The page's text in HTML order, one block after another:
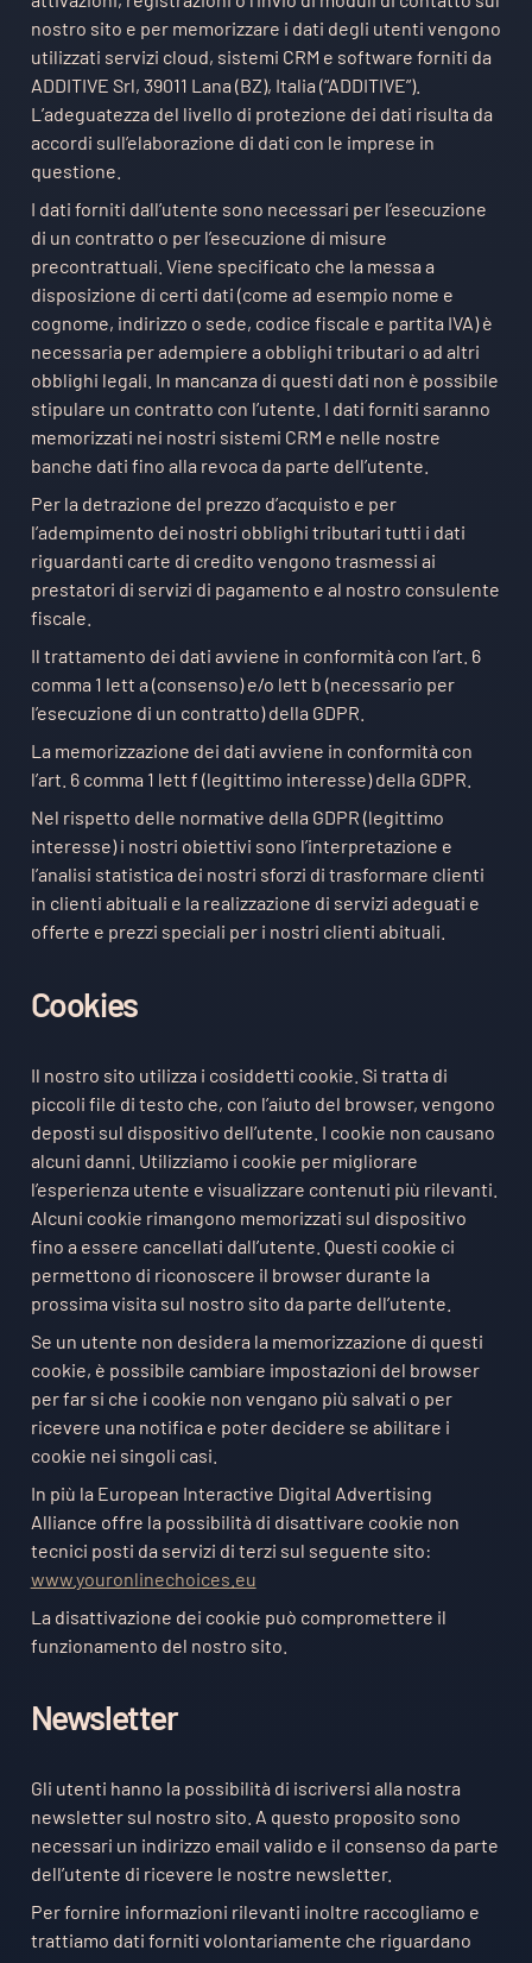
nostro sito e per memorizzare i dati degli utenti vengono
utilizzati servizi cloud, sistemi CRM e software forniti da
ADDITIVE Srl, 39011 Lana (BZ), Italia (“ADDITIVE”).
L’adeguatezza del livello di protezione dei dati risulta da
accordi sull’elaborazione di dati con le imprese in
questione.
I dati forniti dall’utente sono necessari per l’esecuzione
di un contratto o per l’esecuzione di misure
precontrattuali. Viene specificato che la messa a
disposizione di certi dati (come ad esempio nome e
cognome, indirizzo o sede, codice fiscale e partita IVA) è
necessaria per adempiere a obblighi tributari o ad altri
obblighi legali. In mancanza di questi dati non è possibile
stipulare un contratto con l’utente. I dati forniti saranno
memorizzati nei nostri sistemi CRM e nelle nostre
banche dati fino alla revoca da parte dell’utente.
Per la detrazione del prezzo d’acquisto e per
l’adempimento dei nostri obblighi tributari tutti i dati
riguardanti carte di credito vengono trasmessi ai
prestatori di servizi di pagamento e al nostro consulente
fiscale.
Il trattamento dei dati avviene in conformità con l’art. 6
comma 1 lett a (consenso) e/o lett b (necessario per
l’esecuzione di un contratto) della GDPR.
La memorizzazione dei dati avviene in conformità con
l’art. 6 comma 1 lett f (legittimo interesse) della GDPR.
Nel rispetto delle normative della GDPR (legittimo
interesse) i nostri obiettivi sono l’interpretazione e
l’analisi statistica dei nostri sforzi di trasformare clienti
in clienti abituali e la realizzazione di servizi adeguati e
offerte e prezzi speciali per i nostri clienti abituali.
Cookies
Il nostro sito utilizza i cosiddetti cookie. Si tratta di
piccoli file di testo che, con l’aiuto del browser, vengono
deposti sul dispositivo dell’utente. I cookie non causano
alcuni danni. Utilizziamo i cookie per migliorare
l’esperienza utente e visualizzare contenuti più rilevanti.
Alcuni cookie rimangono memorizzati sul dispositivo
fino a essere cancellati dall’utente. Questi cookie ci
permettono di riconoscere il browser durante la
prossima visita sul nostro sito da parte dell’utente.
Se un utente non desidera la memorizzazione di questi
cookie, è possibile cambiare impostazioni del browser
per far si che i cookie non vengano più salvati o per
ricevere una notifica e poter decidere se abilitare i
cookie nei singoli casi.
In più la European Interactive Digital Advertising
Alliance offre la possibilità di disattivare cookie non
tecnici posti da servizi di terzi sul seguente sito:
www.youronlinechoices.eu
La disattivazione dei cookie può compromettere il
funzionamento del nostro sito.
Newsletter
Gli utenti hanno la possibilità di iscriversi alla nostra
newsletter sul nostro sito. A questo proposito sono
necessari un indirizzo email valido e il consenso da parte
dell’utente di ricevere le nostre newsletter.
Per fornire informazioni rilevanti inoltre raccogliamo e
trattiamo dati forniti volontariamente che riguardano